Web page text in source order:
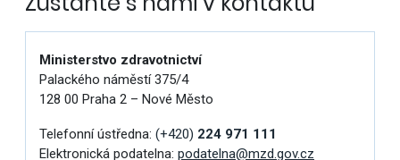
Ministerstvo zdravotnictví
Palackého náměstí 375/4
128 00 Praha 2 – Nové Město
Telefonní ústředna: (+420) 224 971 111
Elektronická podatelna: podatelna@mzd.gov.cz